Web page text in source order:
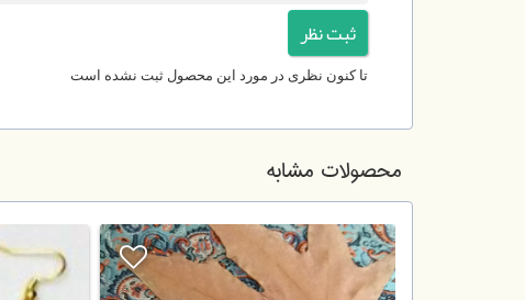
تا کنون نظری در مورد این محصول ثبت نشده است
محصولات مشابه